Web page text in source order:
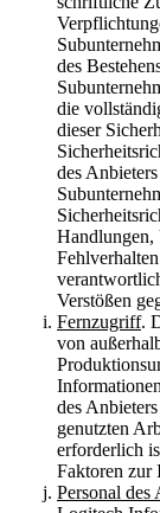
des
die
dieser
des
Handlungen,
Verstößen
Fernzugriff.
von
des
genutzten
erforderlich
Faktoren zur
Personal des